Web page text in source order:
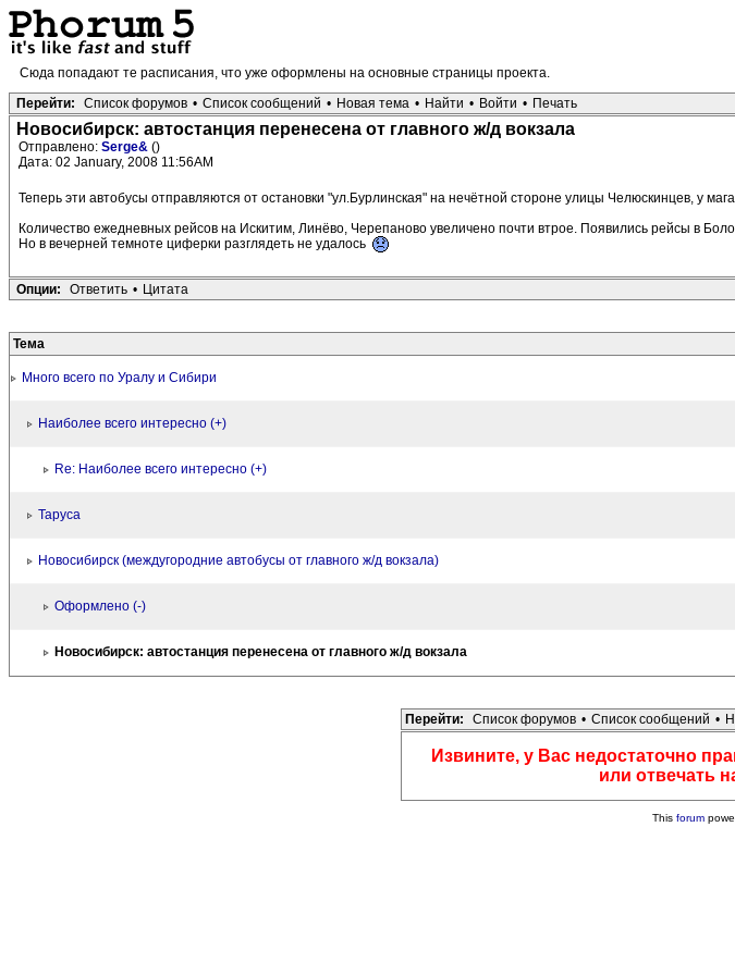
Сюда попадают те расписания, что уже оформлены на основные страницы проекта.
Перейти:
Список форумов • Список сообщений • Новая тема • Найти • Войти • Печать
Новосибирск: автостанция перенесена от главного ж/д вокзала
Отправлено: Serge& ()
Дата: 02 January, 2008 11:56AM
Теперь эти автобусы отправляются от остановки "ул.Бурлинская" на нечётной стороне улицы Челюскинцев, у
Количество ежедневных рейсов на Искитим, Линёво, Черепаново увеличено почти втрое. Появились рейсы в
Но в вечерней темноте циферки разглядеть не удалось
Опции: Ответить • Цитата
Тема
Много всего по Уралу и Сибири
Наиболее всего интересно (+)
Re: Наиболее всего интересно (+)
Таруса
Новосибирск (междугородние автобусы от главного ж/д вокзала)
Оформлено (-)
Новосибирск: автостанция перенесена от главного ж/д вокзала
Перейти: Список форумов • Список сообщений •
Извините, у Вас недостаточно
или отвечать
This forum